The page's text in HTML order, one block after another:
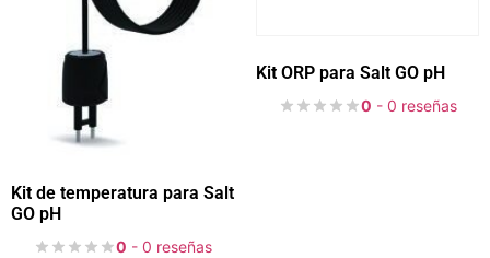
Kit de temperatura para Salt
GO pH
0 - 0 reseñas
Kit ORP para Salt GO pH
0 - 0 reseñas